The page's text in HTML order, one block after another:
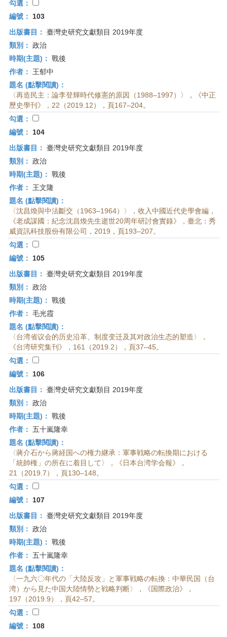
勾選：
編號：
103
出版書目： 臺灣史研究文獻類目 2019年度
類別： 政治
時期(主題)： 戰後
作者：
王郁中
題名 (點擊閱讀)：
〈再造民主：論李登輝時代修憲的原因（1988–1997）〉，《中正
歷史學刊》，22（2019.12），頁167–204。
勾選：
編號：
104
出版書目： 臺灣史研究文獻類目 2019年度
類別： 政治
時期(主題)： 戰後
作者：
王文隆
題名 (點擊閱讀)：
〈沈昌煥與中法斷交（1963–1964）〉，收入中國近代史學會編，
《老成謀國：紀念沈昌煥先生逝世20周年研討會實錄》，臺北：秀
威資訊科技股份有限公司，2019，頁193–207。
勾選：
編號：
105
出版書目： 臺灣史研究文獻類目 2019年度
類別： 政治
時期(主題)： 戰後
作者： 毛光霞
題名 (點擊閱讀)：
〈台湾省议会的历史沿革、制度变迁及其对政治生态的塑造〉，
《台湾研究集刊》，161（2019.2），頁37–45。
勾選：
編號：
106
出版書目： 臺灣史研究文獻類目 2019年度
類別： 政治
時期(主題)： 戰後
作者： 五十嵐隆幸
題名 (點擊閱讀)：
〈蔣介石から蔣経国への権力継承：軍事戦略の転換期における
「統帥権」の所在に着目して〉，《日本台湾学会報》，
21（2019.7），頁130–148。
勾選：
編號：
107
出版書目： 臺灣史研究文獻類目 2019年度
類別： 政治
時期(主題)： 戰後
作者： 五十嵐隆幸
題名 (點擊閱讀)：
〈一九六〇年代の「大陸反攻」と軍事戦略の転換：中華民国（台
湾）から見た中国大陸情勢と戦略判断〉，《国際政治》，
197（2019.9），頁42–57。
勾選：
編號：
108